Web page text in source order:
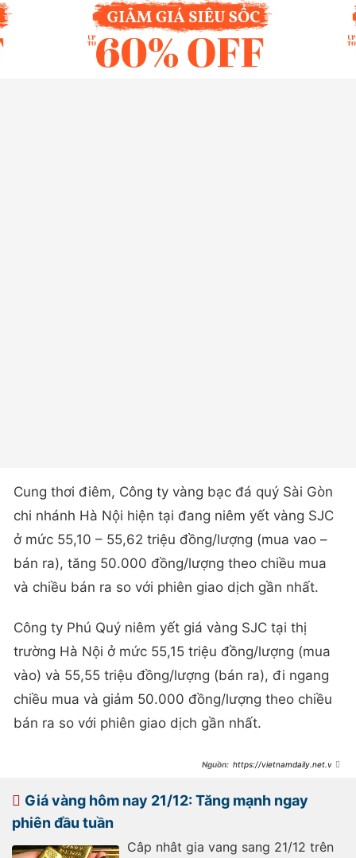
Cung thơi điêm, Công ty vàng bạc đá quý Sài Gòn
chi nhánh Hà Nội hiện tại đang niêm yết vàng SJC
ở mức 55,10 – 55,62 triệu đồng/lượng (mua vao –
bán ra), tăng 50.000 đồng/lượng theo chiều mua
và chiều bán ra so với phiên giao dịch gần nhất.
Công ty Phú Quý niêm yết giá vàng SJC tại thị
trường Hà Nội ở mức 55,15 triệu đồng/lượng (mua
vào) và 55,55 triệu đồng/lượng (bán ra), đi ngang
chiều mua và giảm 50.000 đồng/lượng theo chiều
bán ra so với phiên giao dịch gần nhất.
https://vietnamdaily.net.vn/t
trong-boi-canh-usd-suy-yeu-
106836.html
Giá vàng hôm nay 21/12: Tăng mạnh ngay
phiên đầu tuần
Câp nhât gia vang sang 21/12 trên